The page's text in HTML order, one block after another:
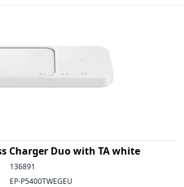
Charger Duo with TA white
136891
EP-P5400TWEGEU